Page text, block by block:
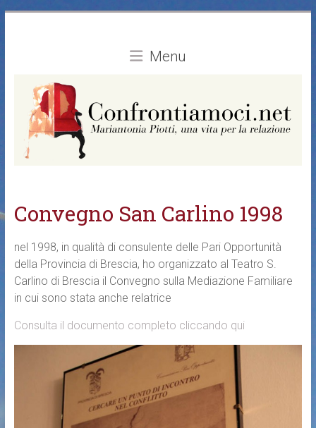
Menu
Convegno San Carlino 1998
nel 1998, in qualità di consulente delle Pari Opportunità
della Provincia di Brescia, ho organizzato al Teatro S.
Carlino di Brescia il Convegno sulla Mediazione Familiare
in cui sono stata anche relatrice
Consulta il documento completo cliccando qui